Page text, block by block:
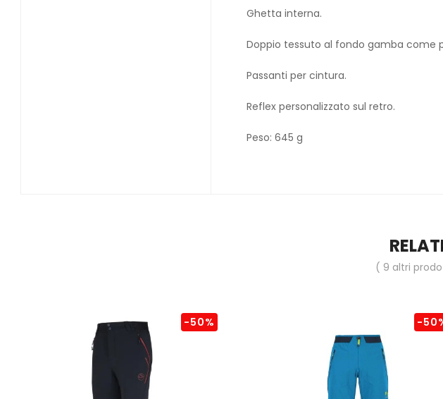
Ghetta interna.
Doppio tessuto al fondo gamba come
Passanti per cintura.
Reflex personalizzato sul retro.
Peso: 645 g
( 9 altri
-50% -